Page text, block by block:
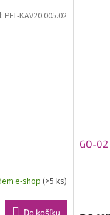
e-shop(>5 ks)
Do košíku
PEL-KAV20.005.02
GO-